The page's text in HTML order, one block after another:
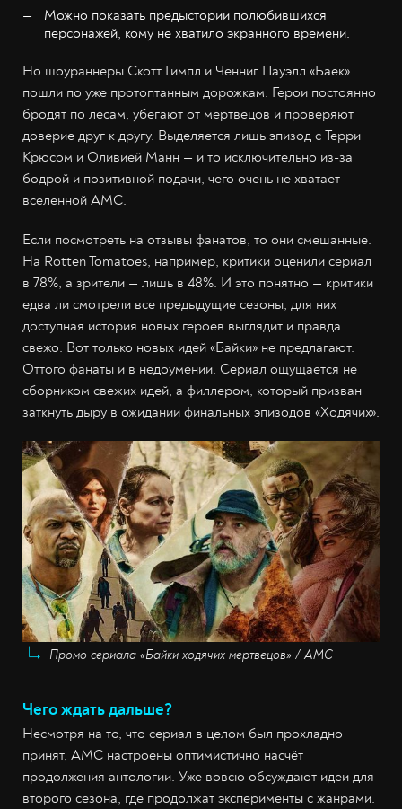
Можно показать предыстории полюбившихся
персонажей, кому не хватило экранного времени.
Но шоураннеры Скотт Гимпл и Ченниг Пауэлл «Баек»
пошли по уже протоптанным дорожкам. Герои постоянно
бродят по лесам, убегают от мертвецов и проверяют
доверие друг к другу. Выделяется лишь эпизод с Терри
Крюсом и Оливией Манн — и то исключительно из-за
бодрой и позитивной подачи, чего очень не хватает
вселенной AMC.
Если посмотреть на отзывы фанатов, то они смешанные.
На Rotten Tomatoes, например, критики оценили сериал
в 78%, а зрители — лишь в 48%. И это понятно — критики
едва ли смотрели все предыдущие сезоны, для них
доступная история новых героев выглядит и правда
свежо. Вот только новых идей «Байки» не предлагают.
Оттого фанаты и в недоумении. Сериал ощущается не
сборником свежих идей, а филлером, который призван
заткнуть дыру в ожидании финальных эпизодов «Ходячих».
Промо сериала «Байки ходячих мертвецов» / AMC
Чего ждать дальше?
Несмотря на то, что сериал в целом был прохладно
принят, AMC настроены оптимистично насчёт
продолжения антологии. Уже вовсю обсуждают идеи для
второго сезона, где продолжат эксперименты с жанрами.